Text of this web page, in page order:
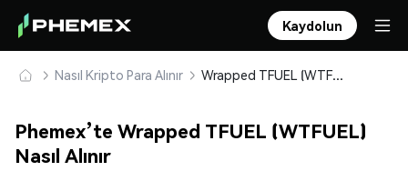
Kaydolun
Nasıl Kripto Para Alınır Wrapped TFUEL (WTFUEL) Güvenle Satın Alın ve Saklayın
Phemex’te Wrapped TFUEL (WTFUEL)
Nasıl Alınır